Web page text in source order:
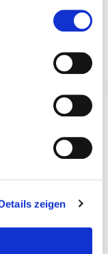
zeigen